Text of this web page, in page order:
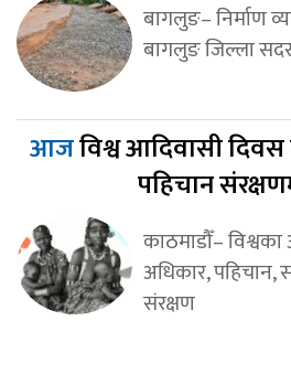
बागलुङ– निर्माण
बागलुङ जिल्ला
आजविश्व आदिवासी
पहिचान
काठमाडौँ–
अधिकार, पहिचान,
संरक्षण